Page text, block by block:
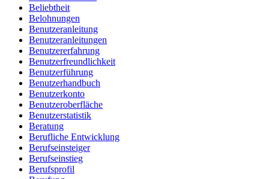
Beliebtheit
Belohnungen
Benutzeranleitung
Benutzeranleitungen
Benutzererfahrung
Benutzerfreundlichkeit
Benutzerführung
Benutzerhandbuch
Benutzerkonto
Benutzeroberfläche
Benutzerstatistik
Beratung
Berufliche Entwicklung
Berufseinsteiger
Berufseinstieg
Berufsprofil